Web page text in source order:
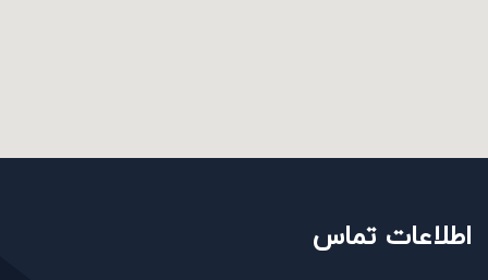
اطلاعات تماس